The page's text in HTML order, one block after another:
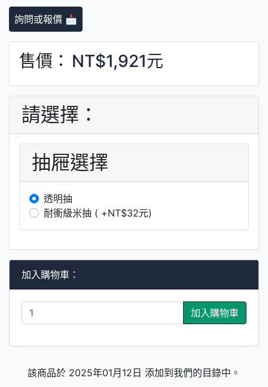
詢問或報價 📩
售價： NT$1,921元
請選擇：
抽屜選擇
透明抽
耐衝級米抽 ( +NT$32元)
加入購物車：
加入購物車
該商品於 2025年01月12日 添加到我們的目錄中。